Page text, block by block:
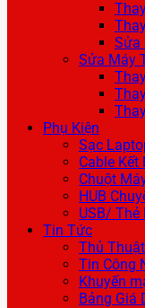
Sửa
Sửa Máy
Phụ Kiện
Sạc
Cable Kết
Chuột
HUB
USB/ Thẻ
Tin Tức
Thủ
Tin Công
Khuyến
Bảng Giá